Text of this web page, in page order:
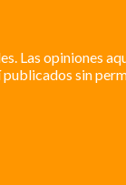
Las opiniones
sin